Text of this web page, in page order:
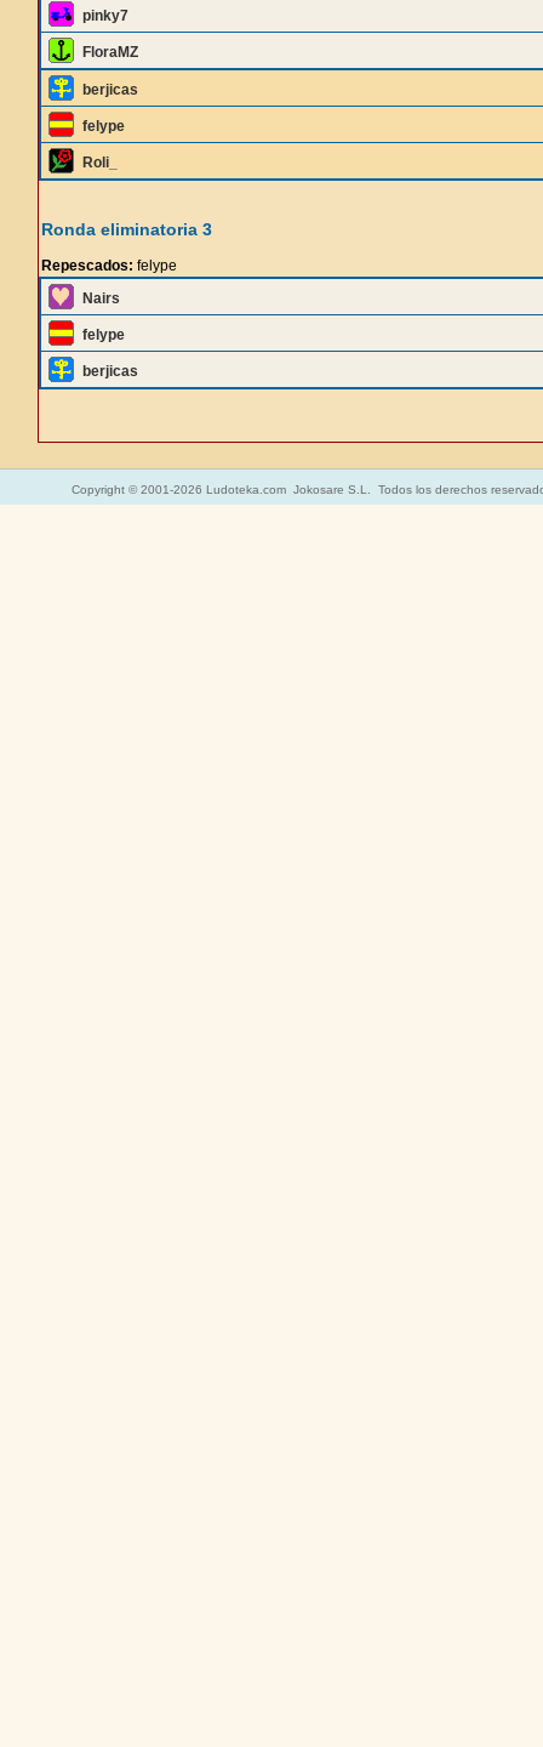
pinky7
FloraMZ
berjicas
felype
Roli_
Ronda eliminatoria 3
Repescados: felype
Nairs
felype
berjicas
Copyright © 2001-2026 Ludoteka.com Jokosare S.L. Todos los derechos